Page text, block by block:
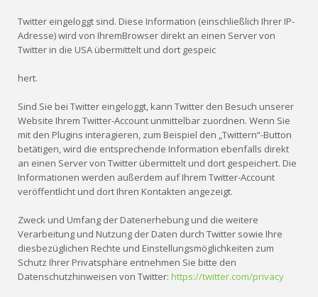
Twitter eingeloggt sind. Diese Information (einschließlich Ihrer IP-
Adresse) wird von IhremBrowser direkt an einen Server von
Twitter in die USA übermittelt und dort gespeic
hert.
Sind Sie bei Twitter eingeloggt, kann Twitter den Besuch unserer
Website Ihrem Twitter-Account unmittelbar zuordnen. Wenn Sie
mit den Plugins interagieren, zum Beispiel den „Twittern“-Button
betätigen, wird die entsprechende Information ebenfalls direkt
an einen Server von Twitter übermittelt und dort gespeichert. Die
Informationen werden außerdem auf Ihrem Twitter-Account
veröffentlicht und dort Ihren Kontakten angezeigt.
Zweck und Umfang der Datenerhebung und die weitere
Verarbeitung und Nutzung der Daten durch Twitter sowie Ihre
diesbezüglichen Rechte und Einstellungsmöglichkeiten zum
Schutz Ihrer Privatsphäre entnehmen Sie bitte den
Datenschutzhinweisen von Twitter:https://twitter.com/privacy